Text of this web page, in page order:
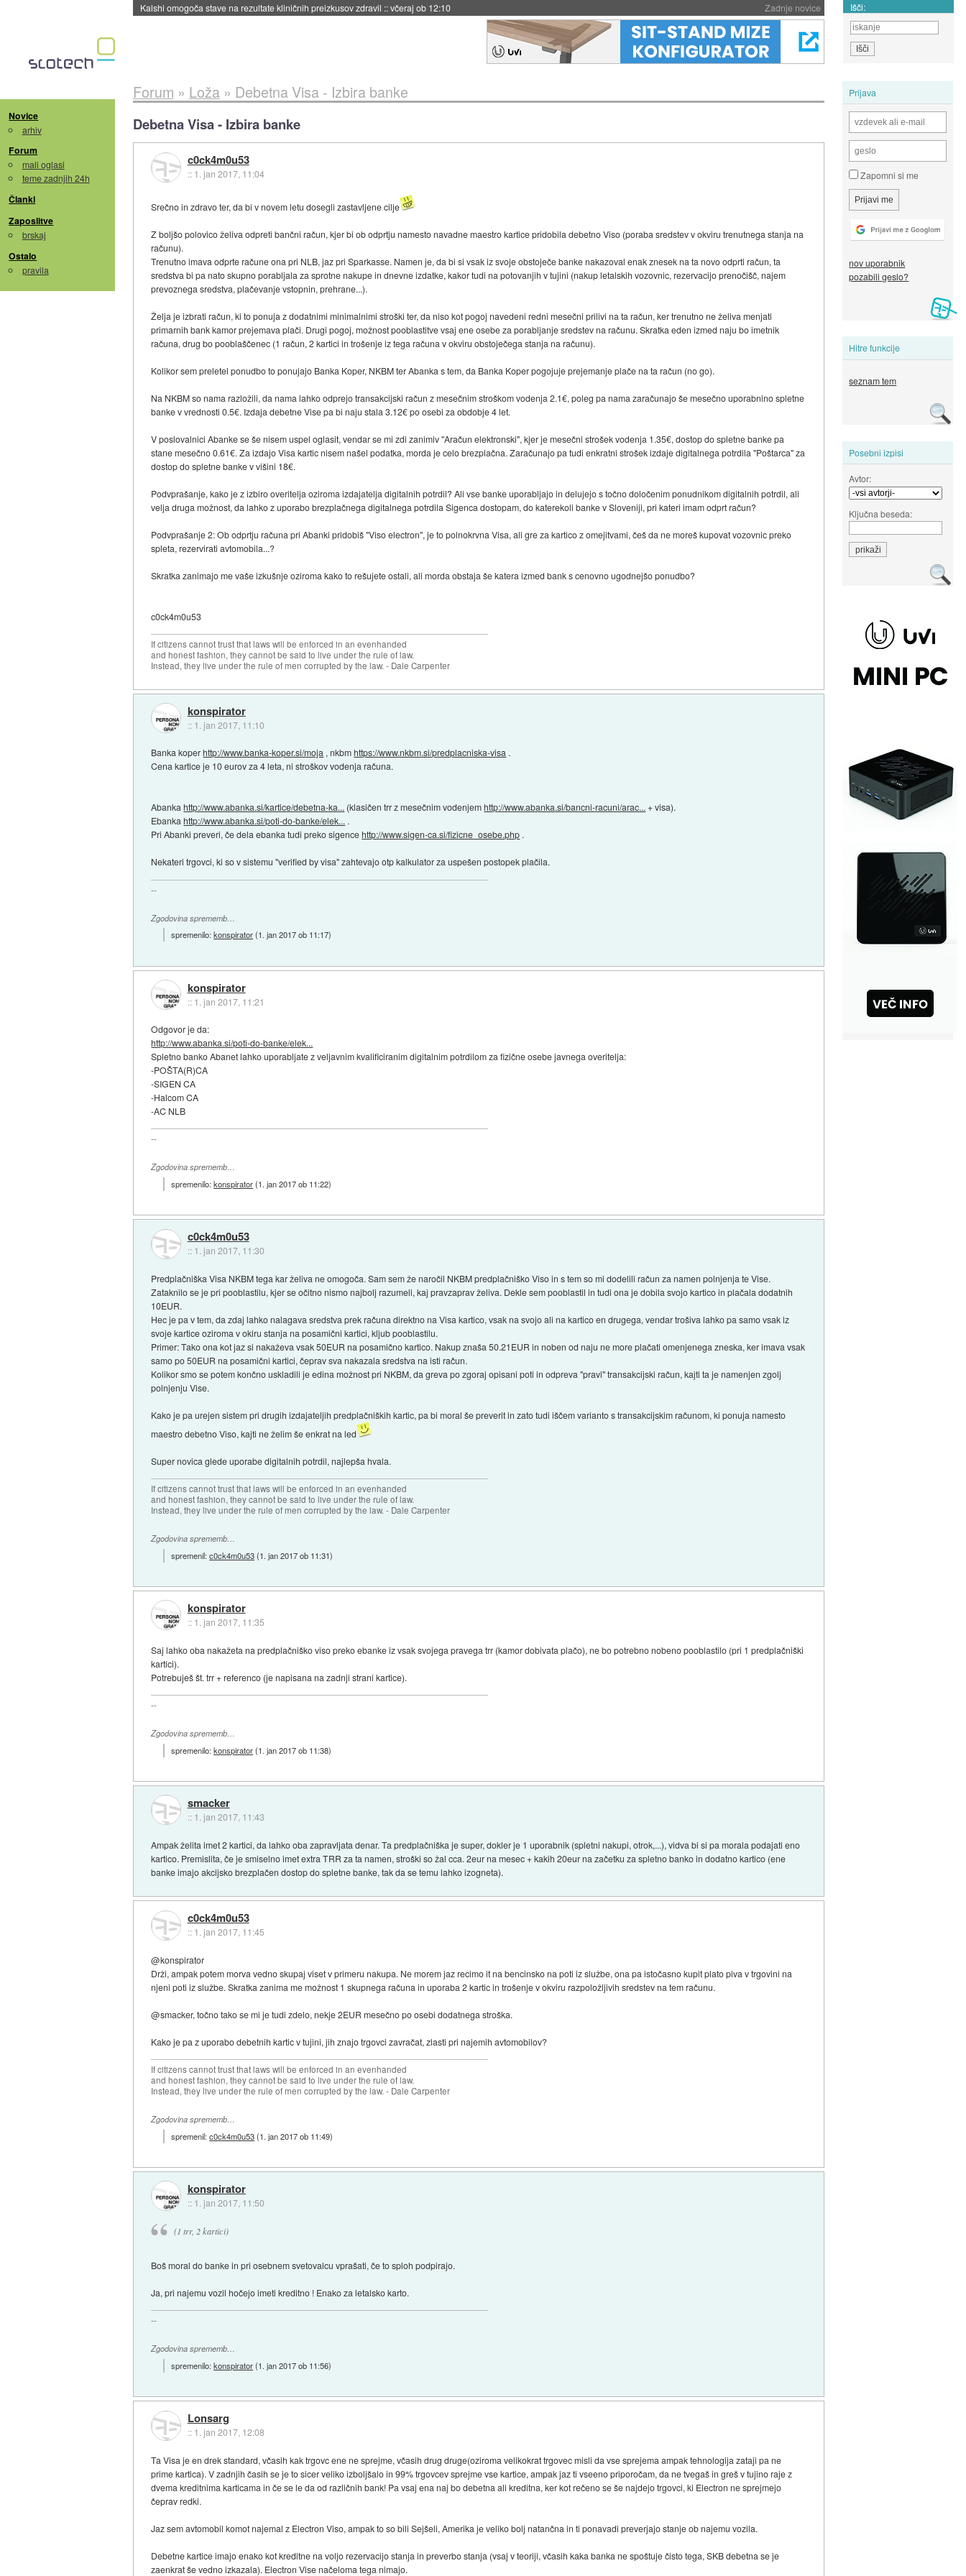
Zadnje novice
Sandisk že prodal več kot polovico SSD-jev za naslednji dve leti::včeraj ob 11:37 Išči:
Novice
arhiv
Forum
mali oglasi
teme zadnjih 24h
Članki
Zaposlitve
brskaj
Ostalo
pravila
Prijava
Zapomni si me
nov uporabnik
pozabili geslo?
Hitre funkcije
seznam tem
Posebni izpisi
Avtor:
Ključna beseda:
Forum » Loža» Debetna Visa - Izbira banke
Debetna Visa - Izbira banke
c0ck4m0u53
:: 1. jan 2017, 11:04
Srečno in zdravo ter, da bi v novem letu dosegli zastavljene cilje
Z boljšo polovico želiva odpreti bančni račun, kjer bi ob odprtju namesto navadne maestro kartice pridobila debetno Viso (poraba sredstev v okviru trenutnega stanja na
računu).
Trenutno imava odprte račune ona pri NLB, jaz pri Sparkasse. Namen je, da bi si vsak iz svoje obstoječe banke nakazoval enak znesek na ta novo odprti račun, ta
sredstva bi pa nato skupno porabljala za sprotne nakupe in dnevne izdatke, kakor tudi na potovanjih v tujini (nakup letalskih vozovnic, rezervacijo prenočišč, najem
prevoznega sredstva, plačevanje vstopnin, prehrane...).
Želja je izbrati račun, ki to ponuja z dodatnimi minimalnimi stroški ter, da niso kot pogoj navedeni redni mesečni prilivi na ta račun, ker trenutno ne želiva menjati
primarnih bank kamor prejemava plači. Drugi pogoj, možnost pooblastitve vsaj ene osebe za porabljanje sredstev na računu. Skratka eden izmed naju bo imetnik
računa, drug bo pooblaščenec (1 račun, 2 kartici in trošenje iz tega računa v okviru obstoječega stanja na računu).
Kolikor sem preletel ponudbo to ponujajo Banka Koper, NKBM ter Abanka s tem, da Banka Koper pogojuje prejemanje plače na ta račun (no go).
Na NKBM so nama razložili, da nama lahko odprejo transakcijski račun z mesečnim stroškom vodenja 2.1€, poleg pa nama zaračunajo še mesečno uporabnino spletne
banke v vrednosti 0.5€. Izdaja debetne Vise pa bi naju stala 3.12€ po osebi za obdobje 4 let.
V poslovalnici Abanke se še nisem uspel oglasit, vendar se mi zdi zanimiv "Aračun elektronski", kjer je mesečni strošek vodenja 1.35€, dostop do spletne banke pa
stane mesečno 0.61€. Za izdajo Visa kartic nisem našel podatka, morda je celo brezplačna. Zaračunajo pa tudi enkratni strošek izdaje digitalnega potrdila "Poštarca" za
dostop do spletne banke v višini 18€.
Podvprašanje, kako je z izbiro overitelja oziroma izdajatelja digitalnih potrdil? Ali vse banke uporabljajo in delujejo s točno določenim ponudnikom digitalnih potrdil, ali
velja druga možnost, da lahko z uporabo brezplačnega digitalnega potrdila Sigenca dostopam, do katerekoli banke v Sloveniji, pri kateri imam odprt račun?
Podvprašanje 2: Ob odprtju računa pri Abanki pridobiš "Viso electron", je to polnokrvna Visa, ali gre za kartico z omejitvami, češ da ne moreš kupovat vozovnic preko
spleta, rezervirati avtomobila...?
Skratka zanimajo me vaše izkušnje oziroma kako to rešujete ostali, ali morda obstaja še katera izmed bank s cenovno ugodnejšo ponudbo?
c0ck4m0u53
If citizens cannot trust that laws will be enforced in an evenhanded
and honest fashion, they cannot be said to live under the rule of law.
Instead, they live under the rule of men corrupted by the law. - Dale Carpenter
konspirator
:: 1. jan 2017, 11:10
Banka koperhttp://www.banka-koper.si/moja , nkbmhttps://www.nkbm.si/predplacniska-visa .
Cena kartice je 10 eurov za 4 leta, ni stroškov vodenja računa.
Abankahttp://www.abanka.si/kartice/debetna-ka... (klasičen trr z mesečnim vodenjemhttp://www.abanka.si/bancni-racuni/arac...+ visa).
Ebankahttp://www.abanka.si/poti-do-banke/elek... .
Pri Abanki preveri, če dela ebanka tudi preko sigencehttp://www.sigen-ca.si/fizicne_osebe.php .
Nekateri trgovci, ki so v sistemu "verified by visa" zahtevajo otp kalkulator za uspešen postopek plačila.
--
Zgodovina sprememb…
spremenilo:konspirator(1. jan 2017 ob 11:17)
konspirator
:: 1. jan 2017, 11:21
Odgovor je da:
http://www.abanka.si/poti-do-banke/elek...
Spletno banko Abanet lahko uporabljate z veljavnim kvalificiranim digitalnim potrdilom za fizične osebe javnega overitelja:
-POŠTA(R)CA
-SIGEN CA
-Halcom CA
-AC NLB
--
Zgodovina sprememb…
spremenilo:konspirator(1. jan 2017 ob 11:22)
c0ck4m0u53
:: 1. jan 2017, 11:30
Predplačniška Visa NKBM tega kar želiva ne omogoča. Sam sem že naročil NKBM predplačniško Viso in s tem so mi dodelili račun za namen polnjenja te Vise.
Zataknilo se je pri pooblastilu, kjer se očitno nismo najbolj razumeli, kaj pravzaprav želiva. Dekle sem pooblastil in tudi ona je dobila svojo kartico in plačala dodatnih
10EUR.
Hec je pa v tem, da zdaj lahko nalagava sredstva prek računa direktno na Visa kartico, vsak na svojo ali na kartico en drugega, vendar trošiva lahko pa samo vsak iz
svoje kartice oziroma v okiru stanja na posamični kartici, kljub pooblastilu.
Primer: Tako ona kot jaz si nakaževa vsak 50EUR na posamično kartico. Nakup znaša 50.21EUR in noben od naju ne more plačati omenjenega zneska, ker imava vsak
samo po 50EUR na posamični kartici, čeprav sva nakazala sredstva na isti račun.
Kolikor smo se potem končno uskladili je edina možnost pri NKBM, da greva po zgoraj opisani poti in odpreva "pravi" transakcijski račun, kajti ta je namenjen zgolj
polnjenju Vise.
Kako je pa urejen sistem pri drugih izdajateljih predplačniških kartic, pa bi moral še preverit in zato tudi iščem varianto s transakcijskim računom, ki ponuja namesto
maestro debetno Viso, kajti ne želim še enkrat na led
Super novica glede uporabe digitalnih potrdil, najlepša hvala.
If citizens cannot trust that laws will be enforced in an evenhanded
and honest fashion, they cannot be said to live under the rule of law.
Instead, they live under the rule of men corrupted by the law. - Dale Carpenter
Zgodovina sprememb…
spremenil:c0ck4m0u53(1. jan 2017 ob 11:31)
konspirator
:: 1. jan 2017, 11:35
Saj lahko oba nakažeta na predplačniško viso preko ebanke iz vsak svojega pravega trr (kamor dobivata plačo), ne bo potrebno nobeno pooblastilo (pri 1 predplačniški
kartici).
Potrebuješ št. trr + referenco (je napisana na zadnji strani kartice).
--
Zgodovina sprememb…
spremenilo:konspirator(1. jan 2017 ob 11:38)
smacker
:: 1. jan 2017, 11:43
Ampak želita imet 2 kartici, da lahko oba zapravljata denar. Ta predplačniška je super, dokler je 1 uporabnik (spletni nakupi, otrok,...), vidva bi si pa morala podajati eno
kartico. Premislita, če je smiselno imet extra TRR za ta namen, stroški so žal cca. 2eur na mesec + kakih 20eur na začetku za spletno banko in dodatno kartico (ene
banke imajo akcijsko brezplačen dostop do spletne banke, tak da se temu lahko izogneta).
c0ck4m0u53
:: 1. jan 2017, 11:45
@konspirator
Drži, ampak potem morva vedno skupaj viset v primeru nakupa. Ne morem jaz recimo it na bencinsko na poti iz službe, ona pa istočasno kupit plato piva v trgovini na
njeni poti iz službe. Skratka zanima me možnost 1 skupnega računa in uporaba 2 kartic in trošenje v okviru razpoložljivih sredstev na tem računu.
@smacker, točno tako se mi je tudi zdelo, nekje 2EUR mesečno po osebi dodatnega stroška.
Kako je pa z uporabo debetnih kartic v tujini, jih znajo trgovci zavračat, zlasti pri najemih avtomobilov?
If citizens cannot trust that laws will be enforced in an evenhanded
and honest fashion, they cannot be said to live under the rule of law.
Instead, they live under the rule of men corrupted by the law. - Dale Carpenter
Zgodovina sprememb…
spremenil:c0ck4m0u53(1. jan 2017 ob 11:49)
konspirator
:: 1. jan 2017, 11:50
(1 trr, 2 kartici)
Boš moral do banke in pri osebnem svetovalcu vprašati, če to sploh podpirajo.
Ja, pri najemu vozil hočejo imeti kreditno ! Enako za letalsko karto.
--
Zgodovina sprememb…
spremenilo:konspirator(1. jan 2017 ob 11:56)
Lonsarg
:: 1. jan 2017, 12:08
Ta Visa je en drek standard, včasih kak trgovc ene ne sprejme, včasih drug druge(oziroma velikokrat trgovec misli da vse sprejema ampak tehnologija zataji pa ne
prime kartica). V zadnjih časih se je to sicer veliko izboljšalo in 99% trgovcev sprejme vse kartice, ampak jaz ti vseeno priporočam, da ne tvegaš in greš v tujino raje z
dvema kreditnima karticama in če se le da od različnih bank! Pa vsaj ena naj bo debetna ali kreditna, ker kot rečeno se še najdejo trgovci, ki Electron ne sprejmejo
čeprav redki.
Jaz sem avtomobil komot najemal z Electron Viso, ampak to so bili Sejšeli, Amerika je veliko bolj natančna in ti ponavadi preverjajo stanje ob najemu vozila.
Debetne kartice imajo enako kot kreditne na voljo rezervacijo stanja in preverbo stanja (vsaj v teoriji, včasih kaka banka ne spoštuje čisto tega, SKB debetna se je
zaenkrat še vedno izkazala). Electron Vise načeloma tega nimajo.